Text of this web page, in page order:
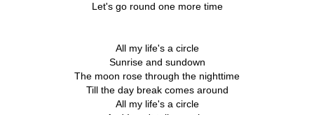
Let's go round one more time
All my life's a circle
Sunrise and sundown
The moon rose through the nighttime
Till the day break comes around
All my life's a circle